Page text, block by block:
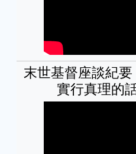
末世基督座談紀要
實行真理的